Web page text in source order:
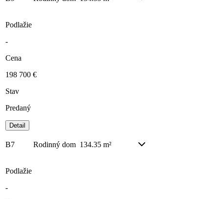
Podlažie
-
Cena
198 700 €
Stav
Predaný
Detail
B7 Rodinný dom 134.35 m²
Podlažie
-